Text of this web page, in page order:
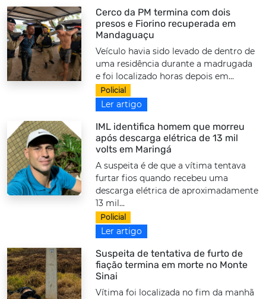
Cerco da PM termina com dois
presos e Fiorino recuperada em
Mandaguaçu
Veículo havia sido levado de dentro de
uma residência durante a madrugada
e foi localizado horas depois em...
Policial
Ler artigo
IML identifica homem que morreu
após descarga elétrica de 13 mil
volts em Maringá
A suspeita é de que a vítima tentava
furtar fios quando recebeu uma
descarga elétrica de aproximadamente
13 mil...
Policial
Ler artigo
Suspeita de tentativa de furto de
fiação termina em morte no Monte
Sinai
Vítima foi localizada no fim da manhã